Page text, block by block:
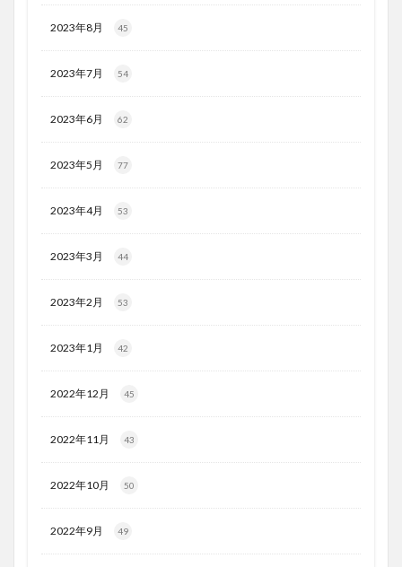
2023年8月 45
2023年7月 54
2023年6月 62
2023年5月 77
2023年4月 53
2023年3月 44
2023年2月 53
2023年1月 42
2022年12月 45
2022年11月 43
2022年10月 50
2022年9月 49